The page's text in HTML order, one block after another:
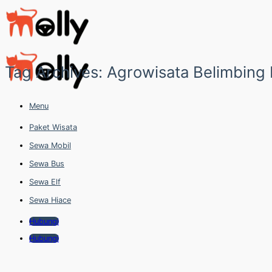
Skip
to
content
Menu
Paket Wisata
Sewa Mobil
Sewa Bus
Sewa Elf
Sewa Hiace
Hubungi
Hubungi
Tag Archives: Agrowisata Belimbing